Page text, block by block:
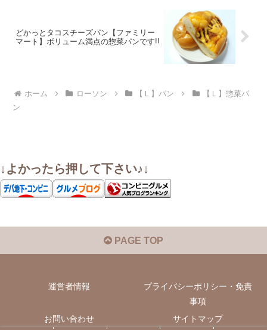
どかっとタコスチーズパン【ファミリー
マート】ボリューム満点の惣菜パンです!!
ホーム ローソン 【Ｌ】パン
【Ｌ】惣菜パ
ン
↓よかったら押して下さい♪↓
PAGE TOP
運営者情報
プライバシーポリシー・免責
事項
お問い合わせ
サイトマップ